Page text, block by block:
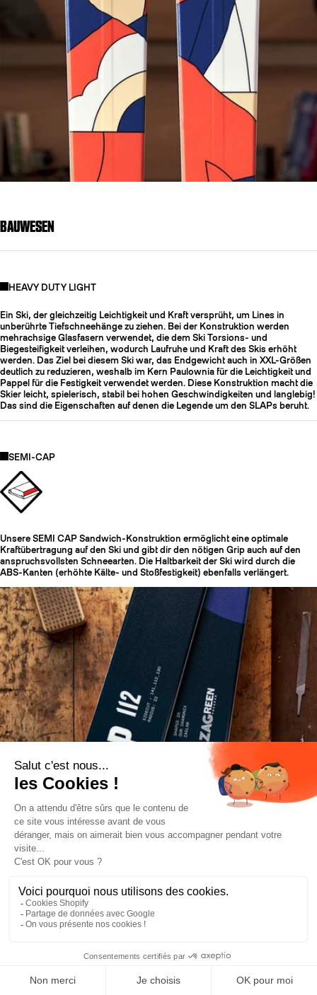
BAUWESEN
HEAVY DUTY LIGHT
Ein Ski, der gleichzeitig Leichtigkeit und Kraft versprüht, um Lines in
unberührte Tiefschneehänge zu ziehen. Bei der Konstruktion werden
mehrachsige Glasfasern verwendet, die dem Ski Torsions- und
Biegesteifigkeit verleihen, wodurch Laufruhe und Kraft des Skis erhöht
werden. Das Ziel bei diesem Ski war, das Endgewicht auch in XXL-Größen
deutlich zu reduzieren, weshalb im Kern Paulownia für die Leichtigkeit und
Pappel für die Festigkeit verwendet werden. Diese Konstruktion macht die
Skier leicht, spielerisch, stabil bei hohen Geschwindigkeiten und langlebig!
Das sind die Eigenschaften auf denen die Legende um den SLAPs beruht.
SEMI-CAP
Unsere SEMI CAP Sandwich-Konstruktion ermöglicht eine optimale
Kraftübertragung auf den Ski und gibt dir den nötigen Grip auch auf den
anspruchsvollsten Schneearten. Die Haltbarkeit der Ski wird durch die
ABS-Kanten (erhöhte Kälte- und Stoßfestigkeit) ebenfalls verlängert.